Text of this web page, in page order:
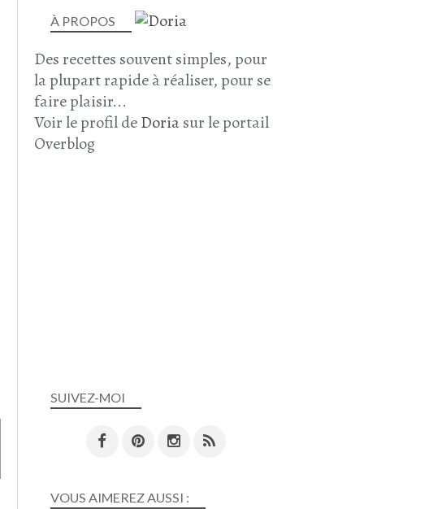
SUIVEZ-MOI
À PROPOS
Des recettes souvent simples, pour
la plupart rapide à réaliser, pour se
faire plaisir...
Voir le profil deDoriasur le portail
Overblog
VOUS AIMEREZ AUSSI :